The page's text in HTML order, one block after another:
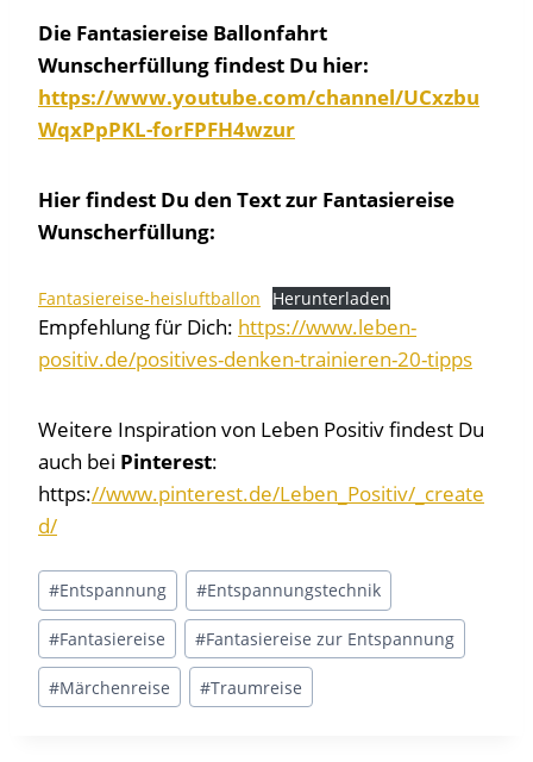
Die Fantasiereise Ballonfahrt
Wunscherfüllung findest Du hier:
https://www.youtube.com/channel/UCxzbu
WqxPpPKL-forFPFH4wzur
Hier findest Du den Text zur Fantasiereise
Wunscherfüllung:
Fantasiereise-heisluftballon Herunterladen
Empfehlung für Dich: https://www.leben-
positiv.de/positives-denken-trainieren-20-tipps
Weitere Inspiration von Leben Positiv findest Du
auch bei Pinterest:
https://www.pinterest.de/Leben_Positiv/_create
d/
Schlagworte:
#Entspannung #Entspannungstechnik
#Fantasiereise #Fantasiereise zur Entspannung
#Märchenreise #Traumreise